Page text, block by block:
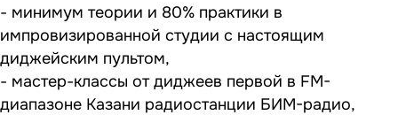
- минимум теории и 80% практики в
импровизированной студии с настоящим
диджейским пультом,
- мастер-классы от диджеев первой в FM-
диапазоне Казани радиостанции БИМ-радио,